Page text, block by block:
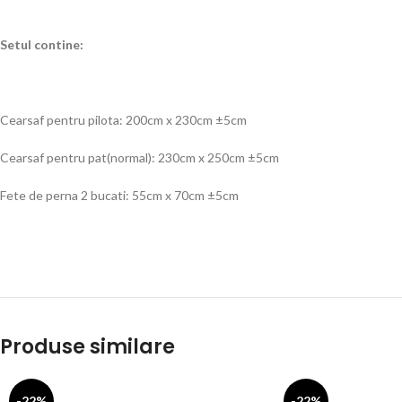
Setul contine:
Cearsaf pentru pilota: 200cm x 230cm ±5cm
Cearsaf pentru pat(normal): 230cm x 250cm ±5cm
Fete de perna 2 bucati: 55cm x 70cm ±5cm
Produse similare